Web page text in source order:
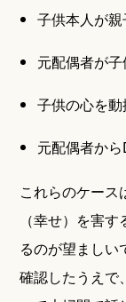
子供本人が
元配偶者が
子供の心を
元配偶者か
これらのケース
（幸せ）を害
るのが望ましい
確認したうえで